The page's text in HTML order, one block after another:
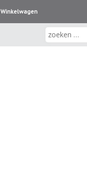
Winkelwagen